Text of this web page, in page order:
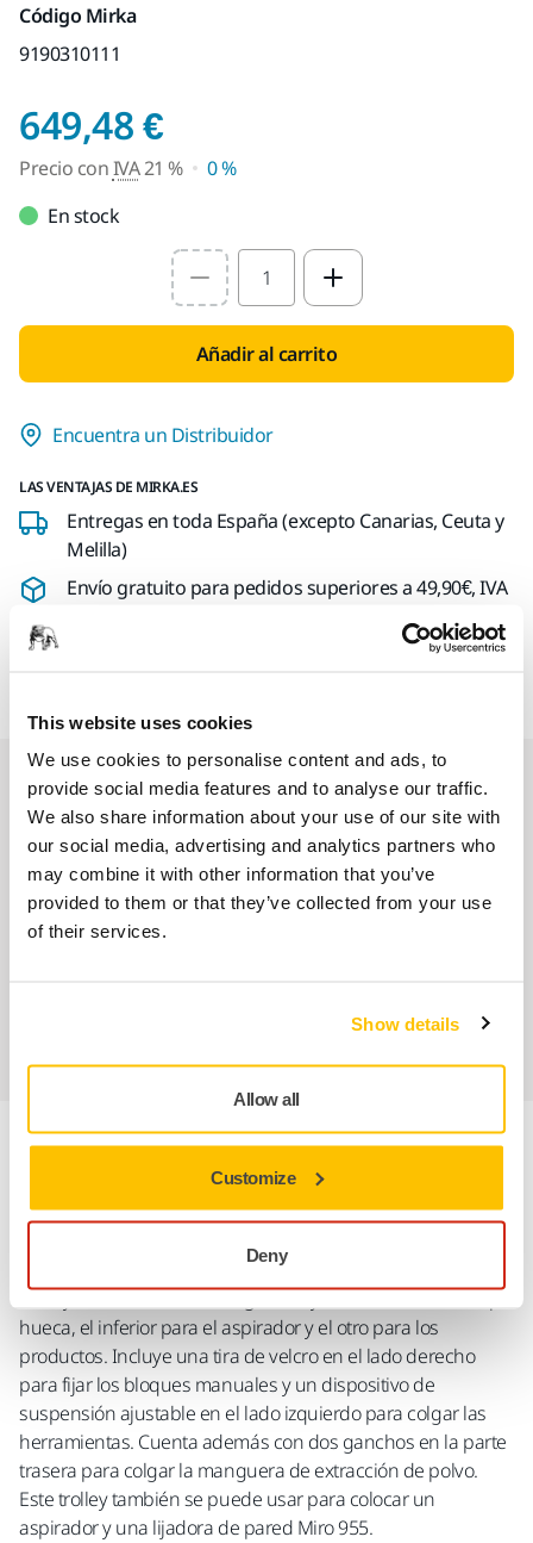
This website uses cookies
We use cookies to personalise content and ads, to
provide social media features and to analyse our traffic.
We also share information about your use of our site with
our social media, advertising and analytics partners who
may combine it with other information that you’ve
provided to them or that they’ve collected from your use
of their services.
Show details
Allow all
Customize
Deny
Código Mirka
9190310111
649,48 €Precio con IVA 21 %
Precio conIVA21 %
0 %
En stock
Select quantity value
Añadir al carrito
Encuentra un Distribuidor
LAS VENTAJAS DE MIRKA.ES
Entregas en toda España (excepto Canarias, Ceuta y
Melilla)
Envío gratuito para pedidos superiores a 49,90€, IVA
Nuestros servicios
Servicio Posventa exclusivo de Mirka
Atención al Cliente de Mirka
Abrasivos y máquinas profesionales para un
Información sobre el producto
Especificaciones técnicas
Trolley estable con altura regulable y dos estantes de chapa
hueca, el inferior para el aspirador y el otro para los
productos. Incluye una tira de velcro en el lado derecho
para fijar los bloques manuales y un dispositivo de
suspensión ajustable en el lado izquierdo para colgar las
herramientas. Cuenta además con dos ganchos en la parte
trasera para colgar la manguera de extracción de polvo.
Este trolley también se puede usar para colocar un
aspirador y una lijadora de pared Miro 955.